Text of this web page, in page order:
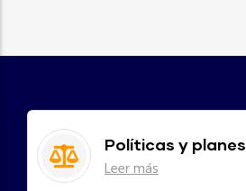
Políticas y planes
Leer más